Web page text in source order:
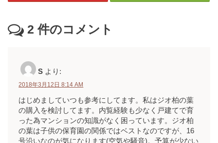
2 件のコメント
S より:
2018年3月12日 8:14 AM
はじめましていつも参考にしてます。私はジオ柏の葉
の購入を検討してます。内覧経験も少なく戸建てで育
った為マンションの知識がなく困っています。ジオ柏
の葉は子供の保育園の関係ではベストなのですが、16
号沿いなのが気になります(空気や騒音)。予算が少ない